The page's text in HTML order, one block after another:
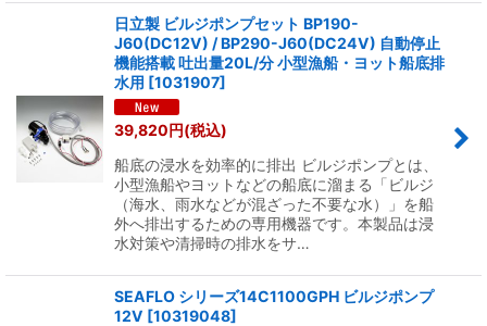
日立製 ビルジポンプセット BP190-
J60(DC12V) / BP290-J60(DC24V) 自動停止
機能搭載 吐出量20L/分 小型漁船・ヨット船底排
水用 [1031907]
39,820円(税込)
船底の浸水を効率的に排出 ビルジポンプとは、
小型漁船やヨットなどの船底に溜まる「ビルジ
（海水、雨水などが混ざった不要な水）」を船
外へ排出するための専用機器です。本製品は浸
水対策や清掃時の排水をサ…
SEAFLO シリーズ14C1100GPH ビルジポンプ
12V [10319048]